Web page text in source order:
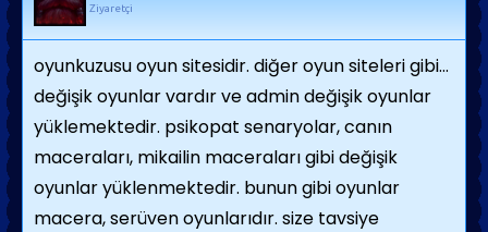
Ziyaretçi
oyunkuzusu oyun sitesidir. diğer oyun siteleri gibi...
değişik oyunlar vardır ve admin değişik oyunlar
yüklemektedir. psikopat senaryolar, canın
maceraları, mikailin maceraları gibi değişik
oyunlar yüklenmektedir. bunun gibi oyunlar
macera, serüven oyunlarıdır. size tavsiye